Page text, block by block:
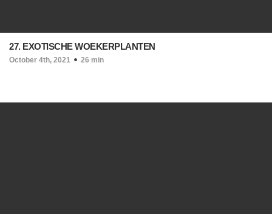
27. EXOTISCHE WOEKERPLANTEN
October 4th, 2021 26 min